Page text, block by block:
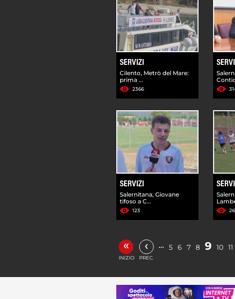
SERVIZI
Cilento, Metrò del Mare:
prima ...
2366
SERVIZI
Salernitana, Giovane
tifoso a C...
123
«
INIZIO
‹
PREC.
… 5 6 7 8 9 10 11